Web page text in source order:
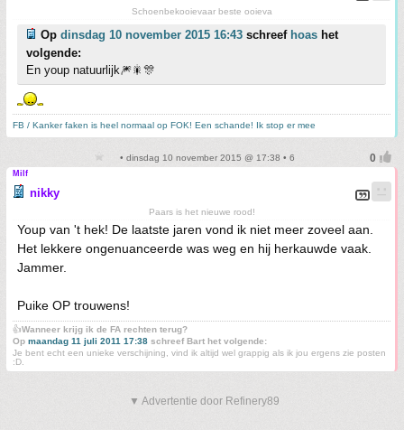
Schoenbekooievaar beste ooieva
Op dinsdag 10 november 2015 16:43 schreef hoas het
volgende:
En youp natuurlijk🎆🎇🎊
FB / Kanker faken is heel normaal op FOK! Een schande! Ik stop er mee
• dinsdag 10 november 2015 @ 17:38 • 6
Milf
nikky
Paars is het nieuwe rood!
Youp van 't hek! De laatste jaren vond ik niet meer zoveel aan.
Het lekkere ongenuanceerde was weg en hij herkauwde vaak.
Jammer.
Puike OP trouwens!
👍Wanneer krijg ik de FA rechten terug?
Op maandag 11 juli 2011 17:38 schreef Bart het volgende:
Je bent echt een unieke verschijning, vind ik altijd wel grappig als ik jou ergens zie posten
:D.
▼ Advertentie door Refinery89